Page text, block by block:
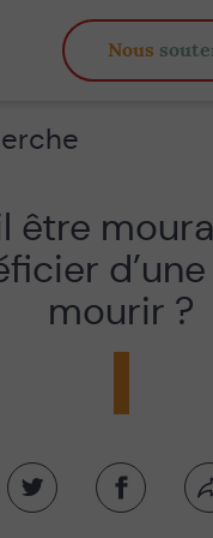
inégaux
Nous
être
mourir ?
Partager
Partager